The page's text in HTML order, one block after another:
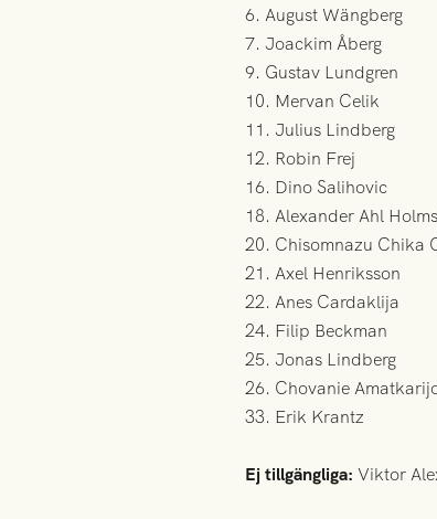
6. August Wängberg
7. Joackim Åberg
9. Gustav Lundgren
10. Mervan Celik
11. Julius Lindberg
12. Robin Frej
16. Dino Salihovic
18. Alexander Ahl
20. Chisomnazu Chika
21. Axel Henriksson
22. Anes Cardaklija
24. Filip Beckman
25. Jonas Lindberg
26. Chovanie
33. Erik Krantz
Ej tillgängliga: Viktor